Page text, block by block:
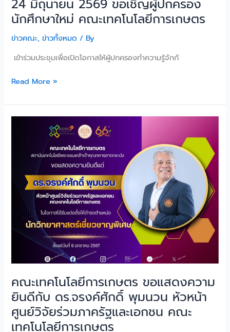
24 มิถุนายน 2569 ขอเชิญผู้ปกครอง
นักศึกษาใหม่ คณะเทคโนโลยีการเกษตร
ข่าวคณะ,ข่าวทั้งหมด / By
เข้าร่วมประชุมเพื่อเปิดโอกาสให้ผู้ปกครองทำความรู้จักกั
Read More »
คณะเทคโนโลยีการเกษตร ขอแสดงความ
ยินดีกับ ดร.จรงค์ศักดิ์ พุมนวน หัวหน้า
ศูนย์วิจัยร่วมภาครัฐและเอกชน คณะ
เทคโนโลยีการเกษตร
คณะ
เทคโนโลยี
การเกษตร
ขอ
แสดง
ความ
ยินดี
กับ
ดร.จรงค์
ศักดิ์
ศูนย์วิจัย
ร่วม
ภาค
รัฐ